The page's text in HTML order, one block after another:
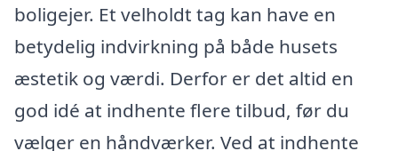
boligejer. Et velholdt tag kan have en
betydelig indvirkning på både husets
æstetik og værdi. Derfor er det altid en
god idé at indhente flere tilbud, før du
vælger en håndværker. Ved at indhente